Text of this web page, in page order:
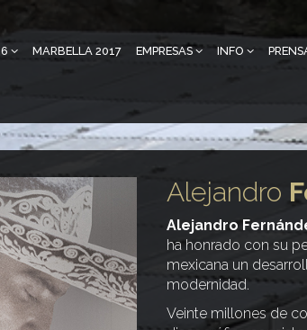
MARBELLA 2017 EMPRESAS INFO
Alejandro
Alejandro
ha honrado con su
mexicana un
modernidad.
Veinte millones de